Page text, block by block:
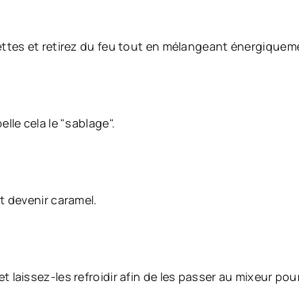
et retirez du feu tout en mélangeant
cela le "sablage".
devenir caramel.
laissez-les refroidir afin de les passer au mixeur